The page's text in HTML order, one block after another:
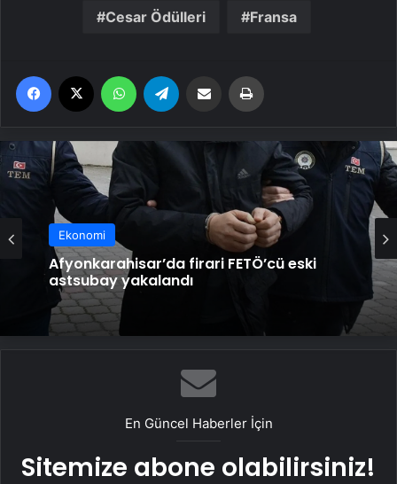
Cesar Ödülleri Fransa
Facebook WhatsApp Email'den paylaş
Ekonomi
Afyonkarahisar’da firari FETÖ’cü eski
astsubay yakalandı
En Güncel Haberler İçin
Sitemize abone olabilirsiniz!